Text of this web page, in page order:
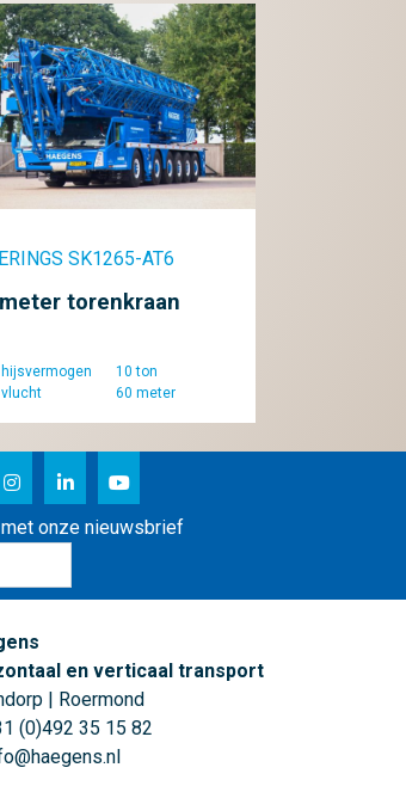
SK1265-AT6
torenkraan
hijsvermogen
10 ton
vlucht
60 meter
onze nieuwsbrief
en verticaal transport
| Roermond
(0)492 35 15 82